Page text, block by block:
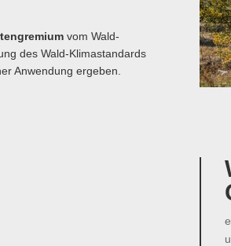
vom Wald-
des Wald-Klimastandards
Anwendung ergeben.